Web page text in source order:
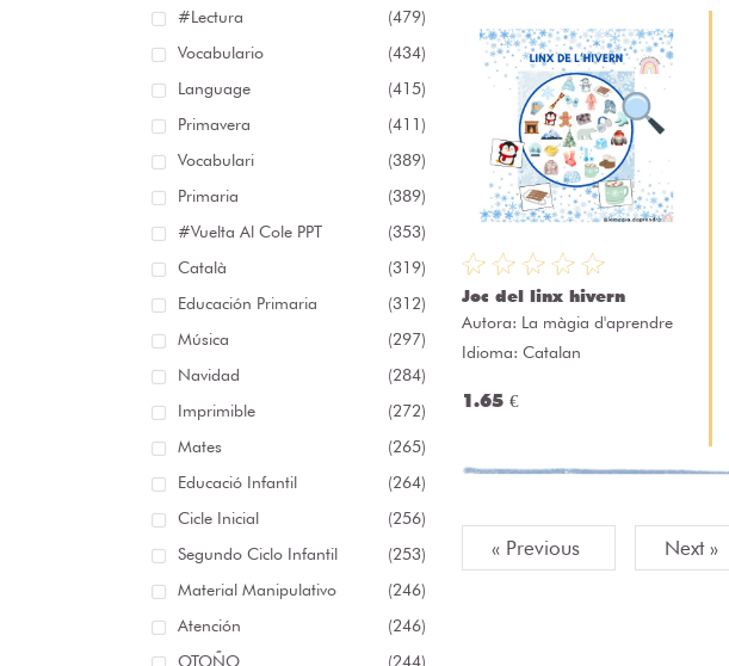
#lectura
(479)
Vocabulario
(434)
Language
(415)
Primavera
(411)
Vocabulari
(389)
Primaria
(389)
#Vuelta Al Cole PPT
(353)
Català
(319)
Educación Primaria
(312)
Música
(297)
Navidad
(284)
Imprimible
(272)
Mates
(265)
Educació Infantil
(264)
Cicle Inicial
(256)
Segundo Ciclo Infantil
(253)
Material Manipulativo
(246)
Atención
(246)
OTOÑO
(244)
Joc del linx hivern
Autora: La màgia d'aprendre
Idioma: Catalan
1.65 €
« Previous Next »